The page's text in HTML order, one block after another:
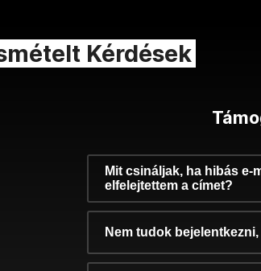
Kérdések
Mit csináljak, ha hibás e-
elfelejtettem a címet?
Nem tudok